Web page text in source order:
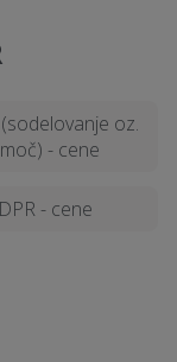
oz.
- cene
- cene